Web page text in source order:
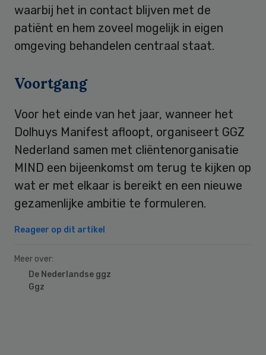
waarbij het in contact blijven met de
patiënt en hem zoveel mogelijk in eigen
omgeving behandelen centraal staat.
Voortgang
Voor het einde van het jaar, wanneer het
Dolhuys Manifest afloopt, organiseert GGZ
Nederland samen met cliëntenorganisatie
MIND een bijeenkomst om terug te kijken op
wat er met elkaar is bereikt en een nieuwe
gezamenlijke ambitie te formuleren.
Reageer op dit artikel
Meer over:
De Nederlandse ggz
Ggz